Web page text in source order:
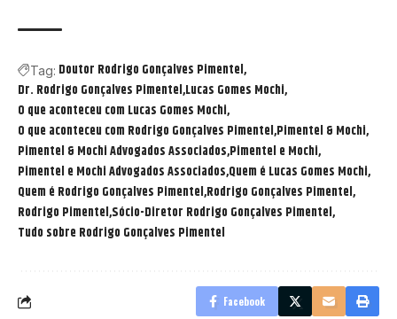
Tag: Doutor Rodrigo Gonçalves Pimentel
Dr. Rodrigo Gonçalves Pimentel Lucas Gomes Mochi
O que aconteceu com Lucas Gomes Mochi
O que aconteceu com Rodrigo Gonçalves Pimentel Pimentel & Mochi
Pimentel & Mochi Advogados Associados Pimentel e Mochi
Pimentel e Mochi Advogados Associados Quem é Lucas Gomes Mochi
Quem é Rodrigo Gonçalves Pimentel Rodrigo Gonçalves Pimentel
Rodrigo Pimentel Sócio-Diretor Rodrigo Gonçalves Pimentel
Tudo sobre Rodrigo Gonçalves Pimentel
Facebook